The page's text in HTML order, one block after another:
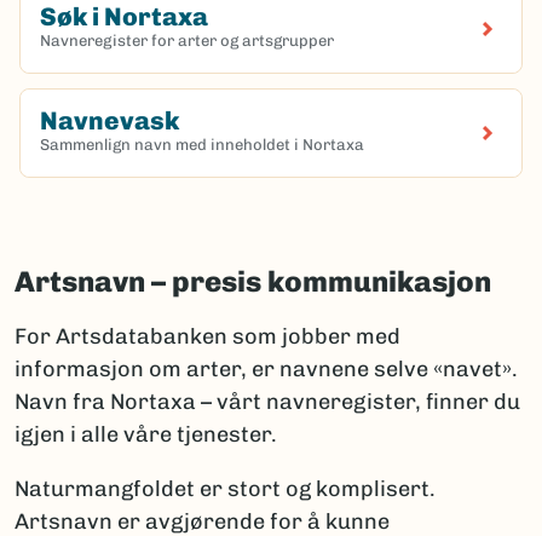
Søk i Nortaxa
Navneregister for arter og artsgrupper
Navnevask
Sammenlign navn med inneholdet i Nortaxa
Artsnavn – presis kommunikasjon
For Artsdatabanken som jobber med
informasjon om arter, er navnene selve «navet».
Navn fra Nortaxa – vårt navneregister, finner du
igjen i alle våre tjenester.
Naturmangfoldet er stort og komplisert.
Artsnavn er avgjørende for å kunne